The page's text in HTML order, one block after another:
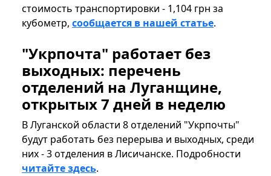
стоимость транспортировки - 1,104 грн за
кубометр, сообщается в нашей статье.
"Укрпочта" работает без
выходных: перечень
отделений на Луганщине,
открытых 7 дней в неделю
В Луганской области 8 отделений "Укрпочты"
будут работать без перерыва и выходных, среди
них - 3 отделения в Лисичанске. Подробности
читайте здесь.